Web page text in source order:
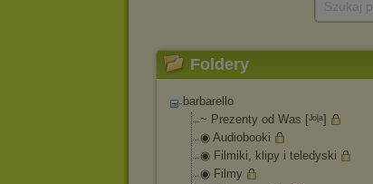
Foldery
barbarello
~ Prezenty od Was [ᴶᵒᶩᵃ]
◉ Audiobooki
◉ Filmiki, klipy i teledyski
◉ Filmy